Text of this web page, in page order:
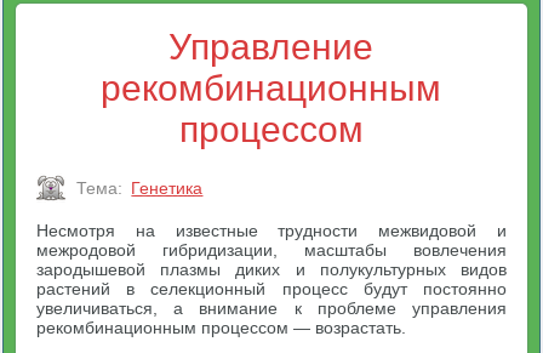
Управление
рекомбинационным
процессом
Тема: Генетика
Несмотря на известные трудности межвидовой и
межродовой гибридизации, масштабы вовлечения
зародышевой плазмы диких и полукультурных видов
растений в селекционный процесс будут постоянно
увеличиваться, а внимание к проблеме управления
рекомбинационным процессом — возрастать.